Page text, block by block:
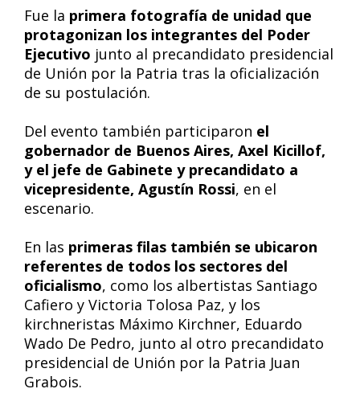
Fue la primera fotografía de unidad que
protagonizan los integrantes del Poder
Ejecutivo junto al precandidato presidencial
de Unión por la Patria tras la oficialización
de su postulación.
Del evento también participaron el
gobernador de Buenos Aires, Axel Kicillof,
y el jefe de Gabinete y precandidato a
vicepresidente, Agustín Rossi, en el
escenario.
En las primeras filas también se ubicaron
referentes de todos los sectores del
oficialismo, como los albertistas Santiago
Cafiero y Victoria Tolosa Paz, y los
kirchneristas Máximo Kirchner, Eduardo
Wado De Pedro, junto al otro precandidato
presidencial de Unión por la Patria Juan
Grabois.